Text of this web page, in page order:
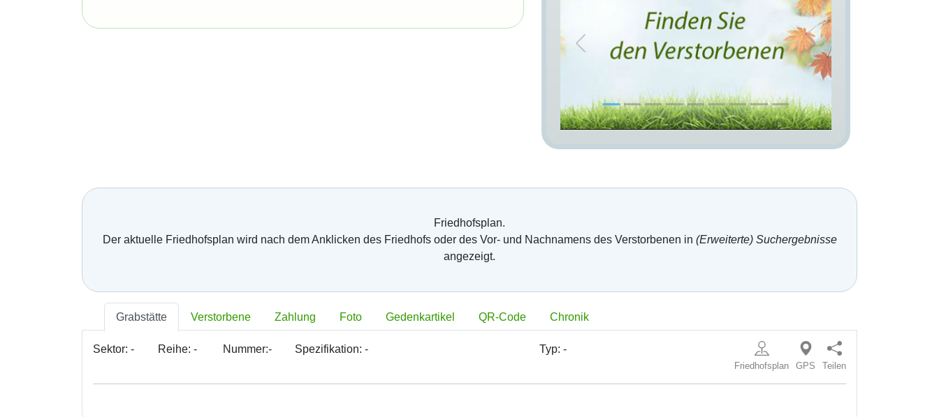
Previous Next
Friedhofsplan.
Der aktuelle Friedhofsplan wird nach dem Anklicken des Friedhofs oder des Vor- und Nachnamens des Verstorbenen in (Erweiterte) Suchergebnisse
angezeigt.
Grabstätte Verstorbene Zahlung Foto Gedenkartikel QR-Code Chronik
Sektor: - Reihe:- Nummer:- Spezifikation:- Typ: -
Friedhofsplan GPS Teilen